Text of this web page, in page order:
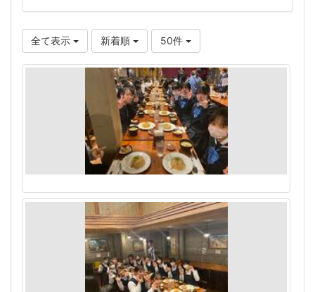
全て表示 新着順 50件